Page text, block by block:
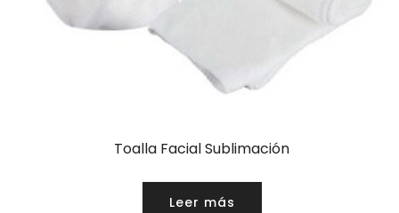
Toalla Facial Sublimación
Leer más